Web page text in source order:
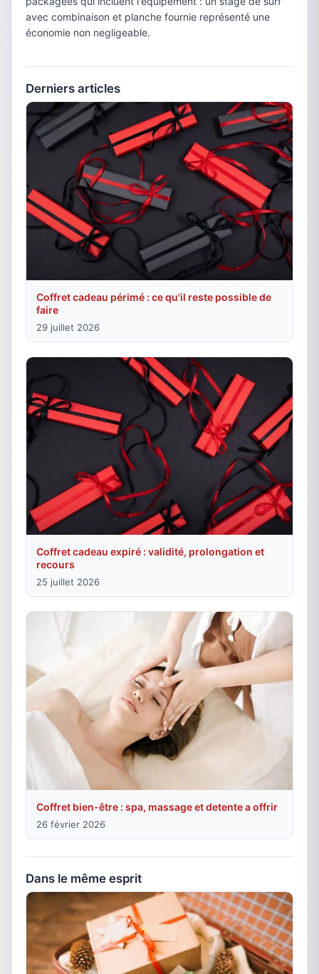
avec combinaison et planche fournie représenté une
économie non negligeable.
Derniers articles
Coffret cadeau périmé : ce qu'il reste possible de
faire
29 juillet 2026
Coffret cadeau expiré : validité, prolongation et
recours
25 juillet 2026
Coffret bien-être : spa, massage et detente a offrir
26 février 2026
Dans le même esprit